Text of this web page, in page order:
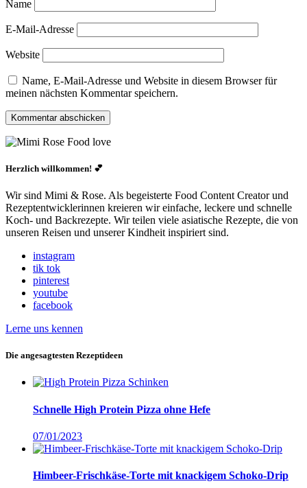
Name
E-Mail-Adresse
Website
Name, E-Mail-Adresse und Website in diesem Browser für
meinen nächsten Kommentar speichern.
Herzlich willkommen! 💕
Wir sind Mimi & Rose. Als begeisterte Food Content Creator und
Rezeptentwicklerinnen kreieren wir einfache, leckere und schnelle
Koch- und Backrezepte. Wir teilen viele asiatische Rezepte, die von
unseren Reisen und unserer Kindheit inspiriert sind.
instagram
tik tok
pinterest
youtube
facebook
Lerne uns kennen
Die angesagtesten Rezeptideen
Schnelle High Protein Pizza ohne Hefe
07/01/2023
Himbeer-Frischkäse-Torte mit knackigem Schoko-Drip